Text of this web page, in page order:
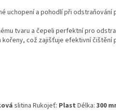
uchopení a pohodlí při odstraňování
tvaru a čepeli perfektní pro
což zajišťuje efektivní čištění
slitina Rukojeť: Plast Délka: 300